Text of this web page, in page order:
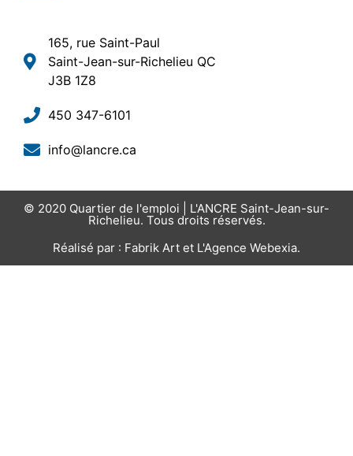
165, rue Saint-Paul
Saint-Jean-sur-Richelieu QC
J3B 1Z8
450 347-6101
info@lancre.ca
© 2020 Quartier de l'emploi | L'ANCRE Saint-Jean-sur-
Richelieu. Tous droits réservés.
Réalisé par : Fabrik Art et L'Agence Webexia.